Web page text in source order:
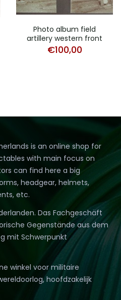
Photo album field
artillery western front
€100,00
is an online shop for
with main focus on
can find here a big
headgear, helmets,
etc.
Das Fachgeschäft
Gegenstände aus dem
mit Schwerpunkt
winkel voor militaire
hoofdzakelijk